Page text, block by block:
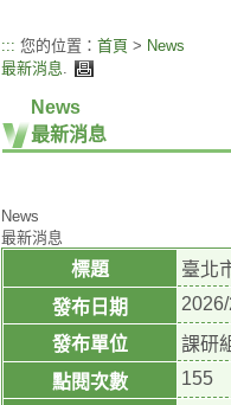
::: 您的位置： 首頁 > News
最新消息.
News
最新消息
News
最新消息
標題
臺北
發布日期
發布單位
課研
點閱次數
155